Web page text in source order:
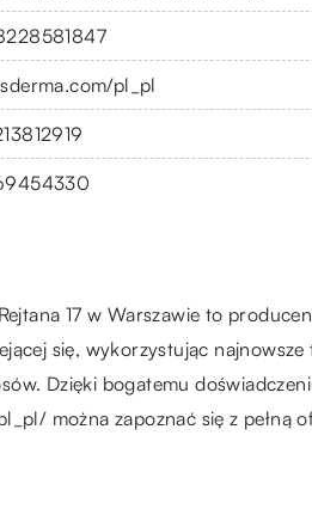
pl_pl
17 w Warszawie to
się, wykorzystując
Dzięki bogatemu
można zapoznać się z